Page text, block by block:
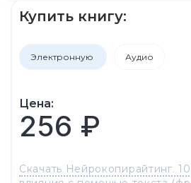
Купить книгу:
Электронную Аудио
Цена:
256 ₽
Скачать Нейрокопирайтинг.